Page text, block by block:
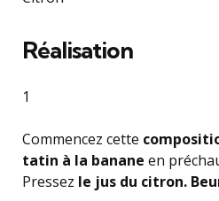
Réalisation
1
Commencez cette
tatin à la banane en
Pressez le jus du citron.